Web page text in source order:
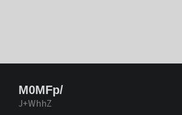
M0MFp/
J+WhhZ